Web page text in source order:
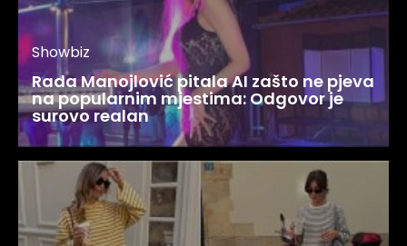
Showbiz
Rada Manojlović pitala AI zašto ne pjeva
na popularnim mjestima: Odgovor je
surovo realan